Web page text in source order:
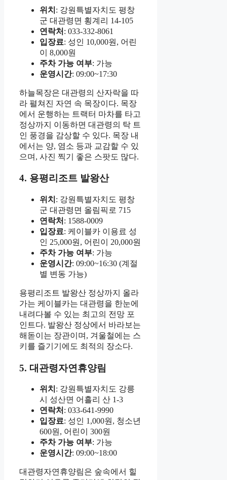
위치 : 강원특별자치도 평창
군 대관령면 횡계리 14-105
연락처 : 033-332-8061
입장료: 성인 10,000원, 어린
이 8,000원
주차 가능 여부: 가능
운영시간: 09:00~17:30
하늘목장은 대관령의 산자락을 따
라 펼쳐진 자연 속 목장이다. 목장
에서 운행하는 트랙터 마차를 타고
정상까지 이동하면 대관령의 탁 트
인 풍경을 감상할 수 있다. 목장 내
에서는 양, 염소 등과 교감할 수 있
으며, 사진 찍기 좋은 스팟도 많다.
4. 용평리조트 발왕산
위치 : 강원특별자치도 평창
군 대관령면 올림픽로 715
연락처 : 1588-0009
입장료: 케이블카 이용료 성
인 25,000원, 어린이 20,000원
주차 가능 여부: 가능
운영시간: 09:00~16:30 (계절
별 변동 가능)
용평리조트 발왕산 정상까지 올라
가는 케이블카는 대관령을 한눈에
내려다볼 수 있는 최고의 전망 포
인트다. 발왕산 정상에서 바라보는
해돋이는 장관이며, 겨울철에는 스
키를 즐기기에도 최적의 장소다.
5. 대관령자연휴양림
위치 : 강원특별자치도 강릉
시 성산면 어흘리 산 1-3
연락처 : 033-641-9990
입장료: 성인 1,000원, 청소년
600원, 어린이 300원
주차 가능 여부: 가능
운영시간: 09:00~18:00
대관령자연휴양림은 숲속에서 힐